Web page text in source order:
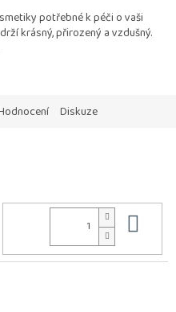
potřebné k péči o vaši
krásný, přirozený a vzdušný.
Diskuze